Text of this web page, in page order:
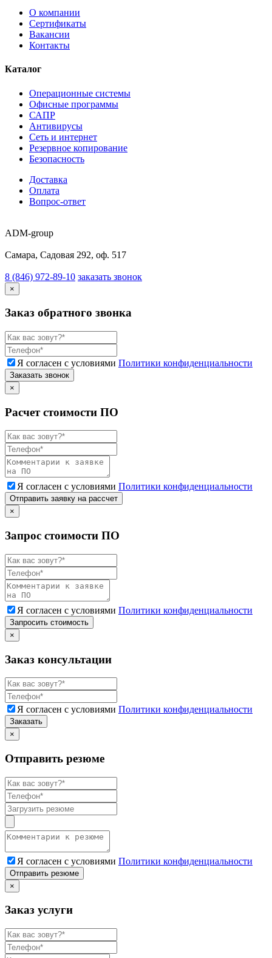
О компании
Сертификаты
Вакансии
Контакты
Каталог
Операционные системы
Офисные программы
САПР
Антивирусы
Сеть и интернет
Резервное копирование
Безопасность
Доставка
Оплата
Вопрос-ответ
ADM-group
Самара, Садовая 292, оф. 517
8 (846) 972-89-10 заказать звонок
×
Заказ обратного звонка
Я согласен с условиями Политики конфиденциальности
Заказать звонок
×
Расчет стоимости ПО
Я согласен с условиями Политики конфиденциальности
Отправить заявку на рассчет
×
Запрос стоимости ПО
Я согласен с условиями Политики конфиденциальности
Запросить стоимость
×
Заказ консультации
Я согласен с условиями Политики конфиденциальности
Заказать
×
Отправить резюме
Я согласен с условиями Политики конфиденциальности
Отправить резюме
×
Заказ услуги